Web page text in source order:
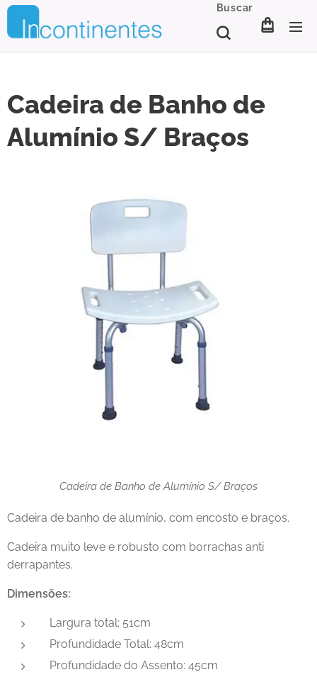
Buscar
Cadeira de Banho de
Alumínio S/ Braços
Cadeira de Banho de Alumínio S/ Braços
Cadeira de banho de alumínio, com encosto e braços.
Cadeira muito leve e robusto com borrachas anti
derrapantes.
Dimensões:
Largura total: 51cm
Profundidade Total: 48cm
Profundidade do Assento: 45cm